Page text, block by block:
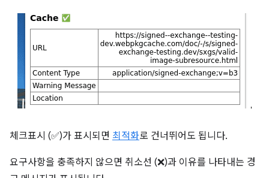
체크표시 (✅)가 표시되면 최적화로 건너뛰어도 됩니다.
요구사항을 충족하지 않으면 취소선 (❌)과 이유를 나타내는 경